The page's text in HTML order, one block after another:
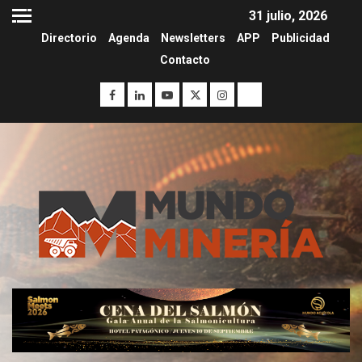
31 julio, 2026
Directorio Agenda Newsletters APP
Publicidad
Contacto